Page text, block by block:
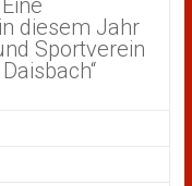
diesem Jahr
Sportverein